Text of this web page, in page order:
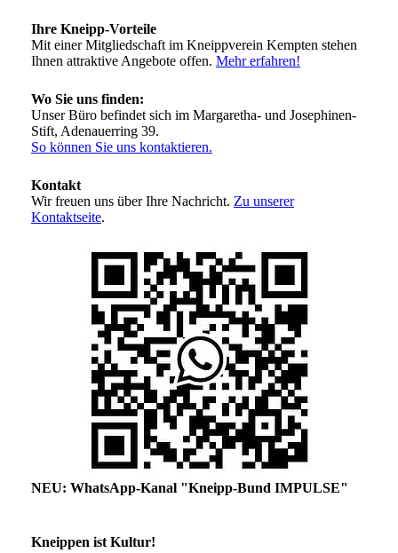
Ihre Kneipp-Vorteile
Mit einer Mitgliedschaft im Kneippverein Kempten stehen
Ihnen attraktive Angebote offen. Mehr erfahren!
Wo Sie uns finden:
Unser Büro befindet sich im Margaretha- und Josephinen-
Stift, Adenauerring 39.
So können Sie uns kontaktieren.
Kontakt
Wir freuen uns über Ihre Nachricht. Zu unserer
Kontaktseite.
NEU: WhatsApp-Kanal "Kneipp-Bund IMPULSE"
Kneippen ist Kultur!